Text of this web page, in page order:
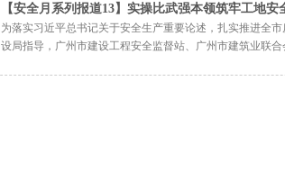
【安全月系列报道13】实操比武强本领筑牢工地
为落实习近平总书记关于安全生产重要论述，扎实推进全
设局指导，广州市建设工程安全监督站、广州市建筑业联